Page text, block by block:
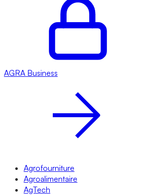
AGRA Business
Agrofourniture
Agroalimentaire
AgTech